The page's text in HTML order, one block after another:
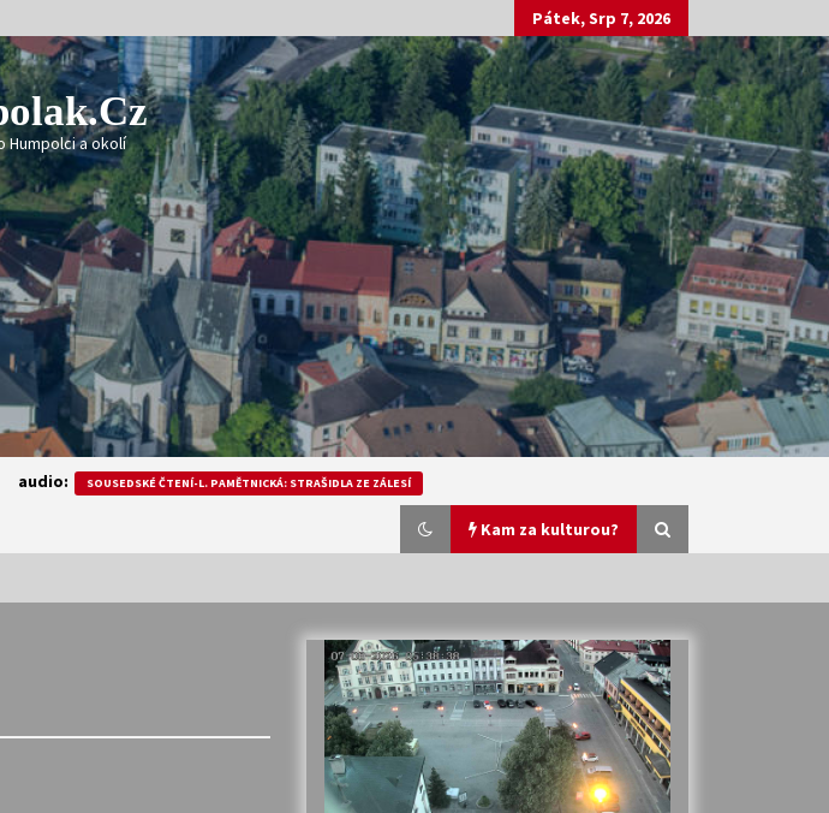
Pátek, Srp 7, 2026
Humpolci a okolí
audio: SOUSEDSKÉ ČTENÍ-L. PAMĚTNICKÁ: STRAŠIDLA ZE ZÁLESÍ
Kam za kulturou?
Veselí muzikanti
30. 7. 2026
Votavžatský ploty
23. 7. 2026